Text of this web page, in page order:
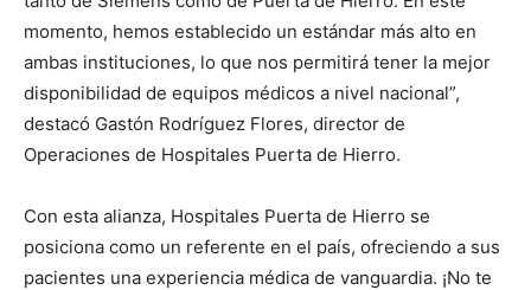
momento, hemos establecido un estándar más alto en
ambas instituciones, lo que nos permitirá tener la mejor
disponibilidad de equipos médicos a nivel nacional”,
destacó Gastón Rodríguez Flores, director de
Operaciones de Hospitales Puerta de Hierro.
Con esta alianza, Hospitales Puerta de Hierro se
posiciona como un referente en el país, ofreciendo a sus
pacientes una experiencia médica de vanguardia. ¡No te